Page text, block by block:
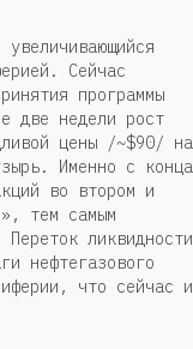
Сейчас
программы
две недели рост
цены /~$90/ на
Именно с конца
во втором и
тем самым
ликвидности
нефтегазового
что сейчас и